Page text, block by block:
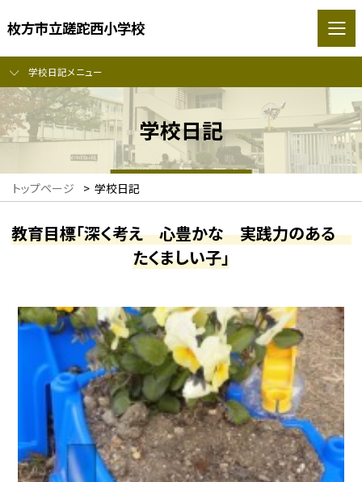
枚方市立蹉跎西小学校
学校日記メニュー
学校日記
トップページ > 学校日記
教育目標「深く考え 心豊かな 実践力のある
たくましい子」